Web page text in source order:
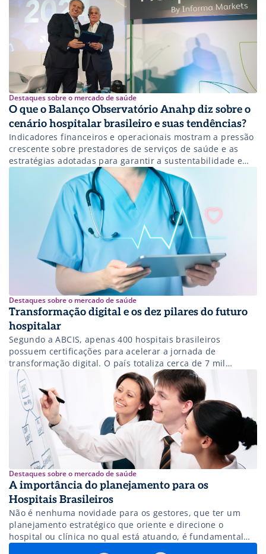
Destaques sobre o mercado de saúde
O que o Balanço Observatório Anahp diz sobre o
cenário hospitalar brasileiro e suas tendências?
Indicadores financeiros e operacionais mostram a pressão
crescente sobre prestadores de serviços de saúde e as
estratégias adotadas para garantir a sustentabilidade e
eficiência do setor.
Destaques sobre o mercado de saúde
Transformação digital e os dez pilares do futuro
hospitalar
Segundo a ABCIS, apenas 400 hospitais brasileiros
possuem certificações para acelerar a jornada de
transformação digital. O país totaliza cerca de 7 mil
instituições
Destaques sobre o mercado de saúde
A importância do planejamento para os
Hospitais Brasileiros
Não é nenhuma novidade para os gestores, que ter um
planejamento estratégico que oriente e direcione o
hospital ou clínica no qual está atuando, é fundamental